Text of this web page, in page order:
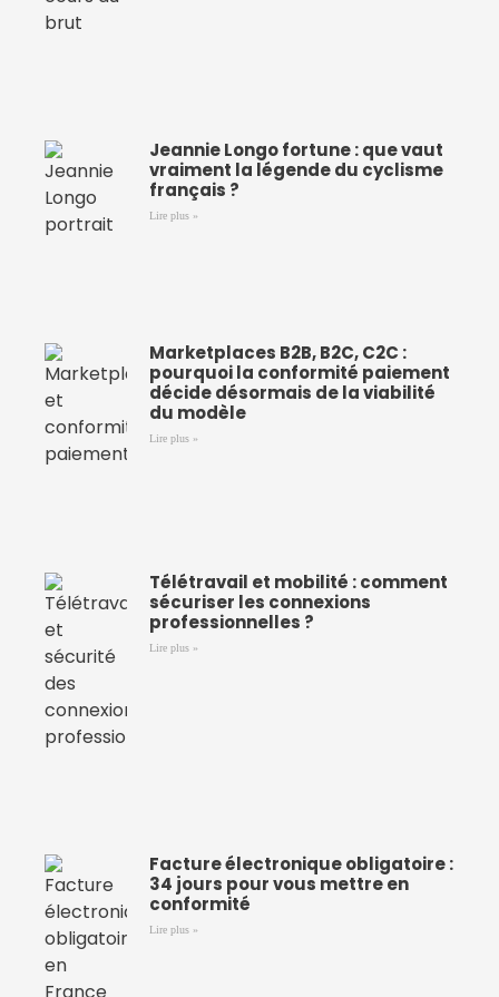
Jeannie Longo fortune : que vaut
vraiment la légende du cyclisme
français ?
Lire plus »
Marketplaces B2B, B2C, C2C :
pourquoi la conformité paiement
décide désormais de la viabilité
du modèle
Lire plus »
Télétravail et mobilité : comment
sécuriser les connexions
professionnelles ?
Lire plus »
Facture électronique obligatoire :
34 jours pour vous mettre en
conformité
Lire plus »